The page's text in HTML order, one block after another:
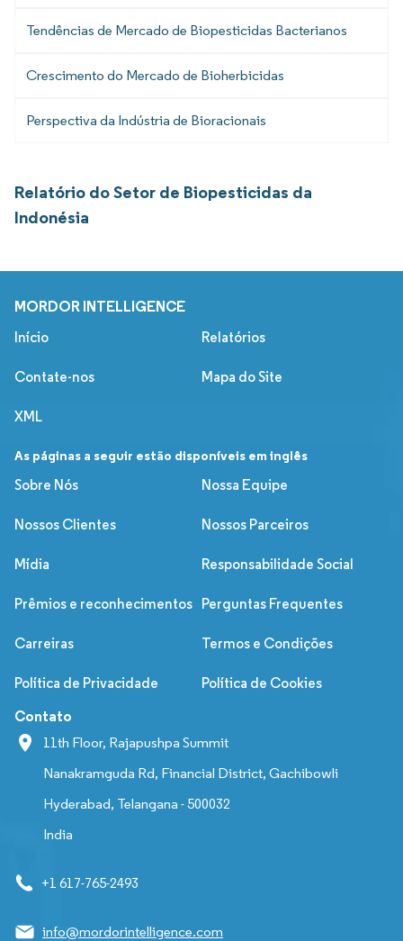
Tendências de Mercado de Biopesticidas Bacterianos
Crescimento do Mercado de Bioherbicidas
Perspectiva da Indústria de Bioracionais
Relatório do Setor de Biopesticidas da
Indonésia
MORDOR INTELLIGENCE
Início Relatórios
Contate-nos Mapa do Site
XML
As páginas a seguir estão disponíveis em inglês
Sobre Nós
Nossa Equipe
Nossos Clientes Nossos Parceiros
Mídia Responsabilidade Social
Prêmios e reconhecimentos Perguntas Frequentes
Carreiras Termos e Condições
Política de Privacidade Política de Cookies
Contato
11th Floor, Rajapushpa Summit
Nanakramguda Rd, Financial District, Gachibowli
Hyderabad, Telangana - 500032
India
+1 617-765-2493
info@mordorintelligence.com